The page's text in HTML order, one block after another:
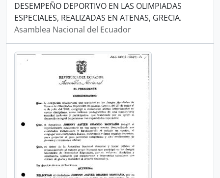
DESEMPEÑO DEPORTIVO EN LAS OLIMPIADAS
ESPECIALES, REALIZADAS EN ATENAS, GRECIA.
Asamblea Nacional del Ecuador